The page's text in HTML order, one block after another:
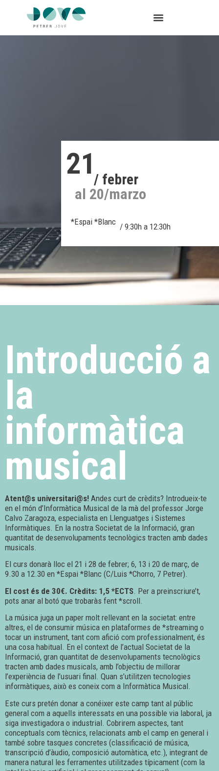
21/ febrer
al 20/marzo
*Espai *Blanc / 9:30h a 12:30h
Introducció a
la
informàtica
musical
Atent@s universitari@s! Andes curt de crèdits? Introdueix-te
en el món d’Informàtica Musical de la mà del professor Jorge
Calvo Zaragoza, especialista en Llenguatges i Sistemes
Informàtiques. En la nostra Societat de la Informació, gran
quantitat de desenvolupaments tecnològics tracten amb dades
musicals.
El curs donarà lloc el 21 i 28 de febrer; 6, 13 i 20 de març, de
9.30 a 12.30 en *Espai *Blanc (C/Luis *Chorro, 7 Petrer).
El cost és de 30€. Crèdits: 1,5 *ECTS . Per a preinscriure’t,
pots anar al botó que trobaràs fent *scroll.
La música juga un paper molt rellevant en la societat: entre
altres, el de consumir música en plataformes de *streaming o
tocar un instrument, tant com afició com professionalment, és
una cosa habitual. En el context de l’actual Societat de la
Informació, gran quantitat de desenvolupaments tecnològics
tracten amb dades musicals, amb l’objectiu de millorar
l’experiència de l’usuari final. Quan s’utilitzen tecnologies
informàtiques, això es coneix com a Informàtica Musical.
Este curs pretén donar a conéixer este camp tant al públic
general com a aquells interessats en una possible via laboral, ja
siga investigadora o industrial. Cobrirem aspectes, tant
conceptuals com tècnics, relacionats amb el camp en general i
també sobre tasques concretes (classificació de música,
transcripció d’àudio, composició automàtica, etc.), integrant de
manera natural les ferramentes utilitzades típicament (com la